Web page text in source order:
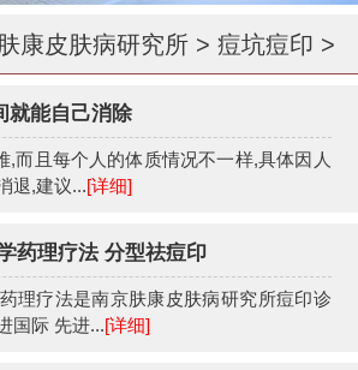
康皮肤病研究所 > 痘坑痘印 >
就能自己消除
,而且每个人的体质情况不一样,具体因人
退,建议...[详细]
药理疗法 分型祛痘印
理疗法是南京肤康皮肤病研究所痘印诊
国际 先进...[详细]